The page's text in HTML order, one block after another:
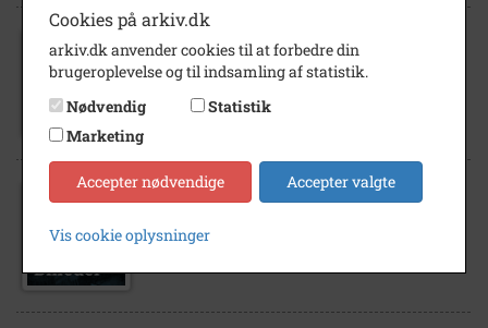
1993
Karlebo Daghøjskole 1994. Bro Bro Brille
Cookies på arkiv.dk
arkiv.dk anvender cookies til at forbedre din
brugeroplevelse og til indsamling af statistik.
Nødvendig
Statistik
Marketing
Accepter nødvendige Accepter valgte
Vis cookie oplysninger